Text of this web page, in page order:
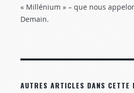
« Millénium » – que nous
Demain.
AUTRES ARTICLES DANS CETTE